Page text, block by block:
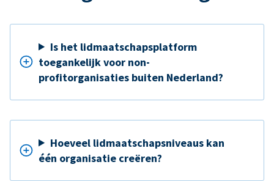
Is het lidmaatschapsplatform
toegankelijk voor non-
profitorganisaties buiten Nederland?
Hoeveel lidmaatschapsniveaus kan
één organisatie creëren?